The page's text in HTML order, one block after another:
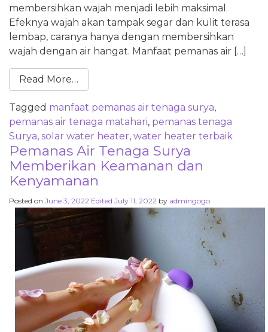
membersihkan wajah menjadi lebih maksimal.
Efeknya wajah akan tampak segar dan kulit terasa
lembap, caranya hanya dengan membersihkan
wajah dengan air hangat. Manfaat pemanas air […]
Read More…
Tagged manfaat pemanas air tenaga surya,
pemanas air tenaga matahari, pemanas tenaga
Surya, solar water heater, water heater terbaik
Pemanas Air Tenaga Surya
Memberikan Keamanan dan
Kenyamanan
Posted on June 3, 2022 Edited July 11, 2022 by admingogo